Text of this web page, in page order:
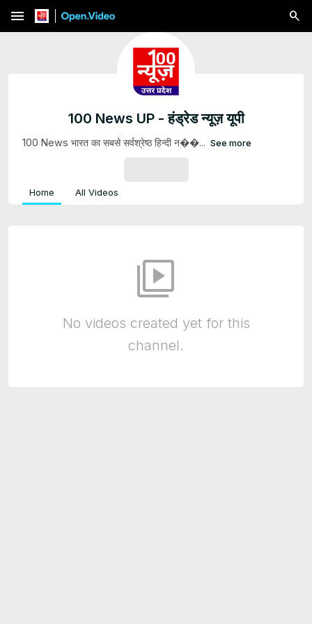
menu
100 News UP - हंड्रेड न्यूज़ यूपी
100 News भारत का सबसे सर्वश्रेष्ठ हिन्दी न��... See more
Home All Videos
video_library
No videos created yet for this
channel.